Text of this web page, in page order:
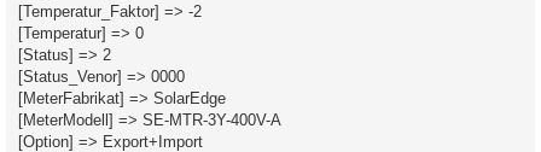
[Temperatur_Faktor] => -2
[Temperatur] => 0
[Status] => 2
[Status_Venor] => 0000
[MeterFabrikat] => SolarEdge
[MeterModell] => SE-MTR-3Y-400V-A
[Option] => Export+Import